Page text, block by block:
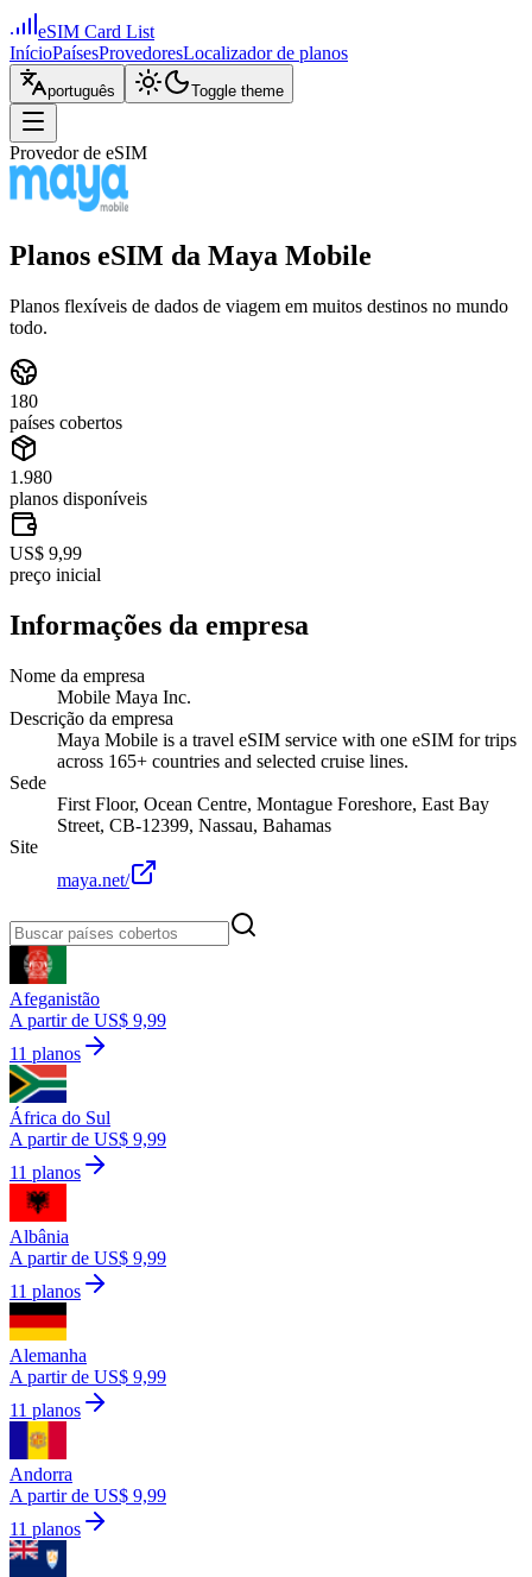
eSIM Card List
InícioPaísesProvedoresLocalizador de planos
português Toggle theme
Provedor de eSIM
Planos eSIM da Maya Mobile
Planos flexíveis de dados de viagem em muitos destinos no mundo
todo.
180
países cobertos
1.980
planos disponíveis
US$ 9,99
preço inicial
Informações da empresa
Nome da empresa
Mobile Maya Inc.
Descrição da empresa
Maya Mobile is a travel eSIM service with one eSIM for trips
across 165+ countries and selected cruise lines.
Sede
First Floor, Ocean Centre, Montague Foreshore, East Bay
Street, CB-12399, Nassau, Bahamas
Site
maya.net/
Afeganistão
A partir de US$ 9,99
11 planos
África do Sul
A partir de US$ 9,99
11 planos
Albânia
A partir de US$ 9,99
11 planos
Alemanha
A partir de US$ 9,99
11 planos
Andorra
A partir de US$ 9,99
11 planos